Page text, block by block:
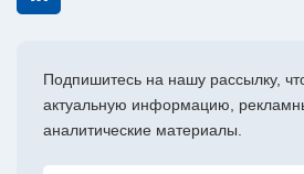
Подпишитесь на нашу рассылку,
актуальную информацию,
аналитические материалы.